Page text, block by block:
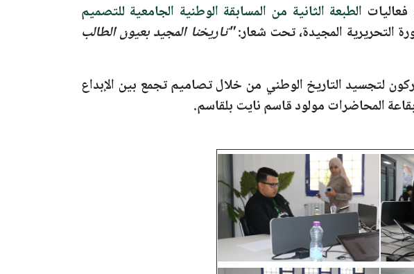
فعاليات الطبعة الثانية من المسابقة الوطنية الجامعية للتصميم
التحريرية المجيدة، تحت شعار:"تاريخنا المجيد بعيون الطالب
لتجسيد التاريخ الوطني من خلال تصاميم تجمع بين الإبداع
المحاضرات مولود قاسم نايت بلقاسم.